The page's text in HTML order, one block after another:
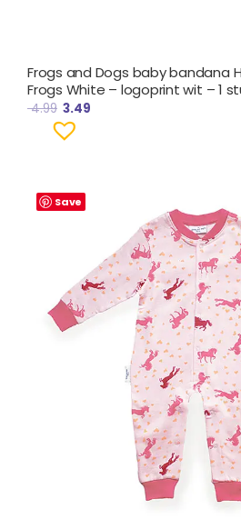
Frogs and Dogs baby bandana
Frogs White – logoprint wit – 1
4.99 3.49
Save